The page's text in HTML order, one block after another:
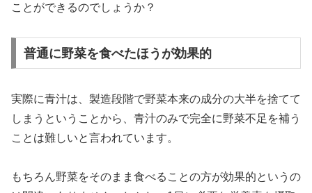
ことができるのでしょうか？
普通に野菜を食べたほうが効果的
実際に青汁は、製造段階で野菜本来の成分の大半を捨てて
しまうということから、青汁のみで完全に野菜不足を補う
ことは難しいと言われています。
もちろん野菜をそのまま食べることの方が効果的というの